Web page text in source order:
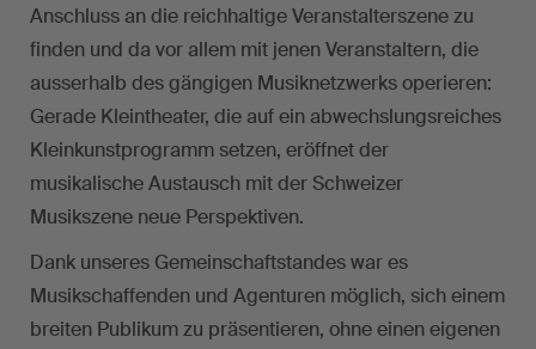
Anschluss an die reichhaltige Veranstalterszene zu
finden und da vor allem mit jenen Veranstaltern, die
ausserhalb des gängigen Musiknetzwerks operieren:
Gerade Kleintheater, die auf ein abwechslungsreiches
Kleinkunstprogramm setzen, eröffnet der
musikalische Austausch mit der Schweizer
Musikszene neue Perspektiven.
Dank unseres Gemeinschaftstandes war es
Musikschaffenden und Agenturen möglich, sich einem
breiten Publikum zu präsentieren, ohne einen eigenen